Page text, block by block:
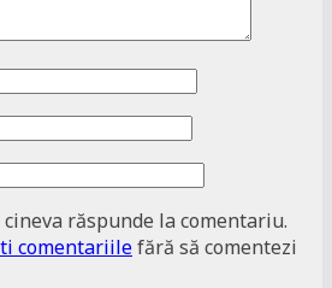
răspunde la comentariu.
comentariilefără să comentezi